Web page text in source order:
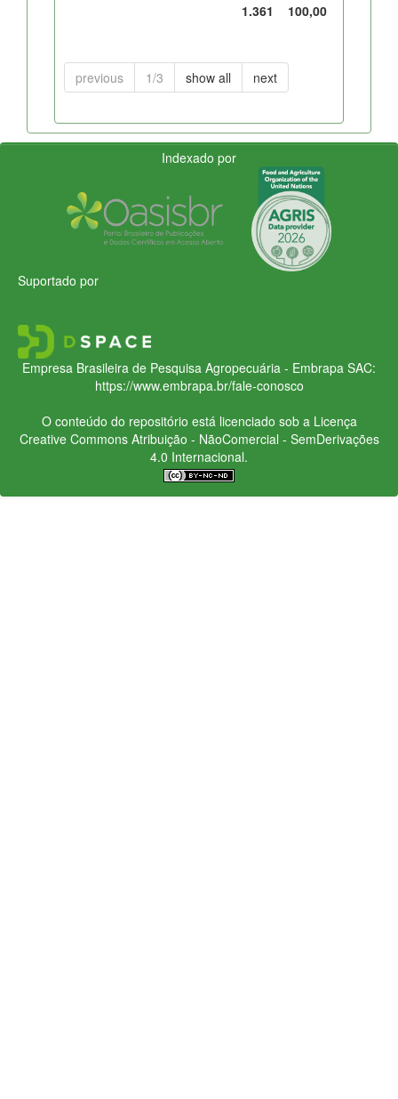
1.361
100,00
previous 1/3 show all next
Indexado por
Suportado por
Empresa Brasileira de Pesquisa Agropecuária - Embrapa SAC:
https://www.embrapa.br/fale-conosco
O conteúdo do repositório está licenciado sob a Licença
Creative CommonsAtribuição - NãoComercial - SemDerivações
4.0 Internacional.